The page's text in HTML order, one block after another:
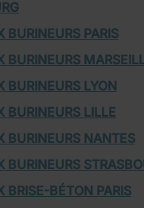
BURINEURS PARIS
BURINEURS
BURINEURS LYON
BURINEURS LILLE
BURINEURS NANTES
BURINEURS
BRISE-BÉTON PARIS